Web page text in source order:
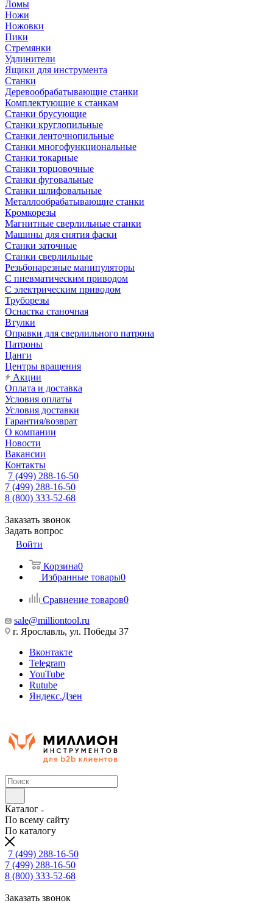
Ломы
Ножи
Ножовки
Пики
Стремянки
Удлинители
Ящики для инструмента
Станки
Деревообрабатывающие станки
Комплектующие к станкам
Станки брусующие
Станки круглопильные
Станки ленточнопильные
Станки многофункциональные
Станки токарные
Станки торцовочные
Станки фуговальные
Станки шлифовальные
Металлообрабатывающие станки
Кромкорезы
Магнитные сверлильные станки
Машины для снятия фаски
Станки заточные
Станки сверлильные
Резьбонарезные манипуляторы
С пневматическим приводом
С электрическим приводом
Труборезы
Оснастка станочная
Втулки
Оправки для сверлильного патрона
Патроны
Цанги
Центры вращения
Акции
Оплата и доставка
Условия оплаты
Условия доставки
Гарантия/возврат
О компании
Новости
Вакансии
Контакты
7 (499) 288-16-50
7 (499) 288-16-50
8 (800) 333-52-68
Заказать звонок
Задать вопрос
Войти
Корзина0
Избранные товары0
Сравнение товаров0
sale@milliontool.ru
г. Ярославль, ул. Победы 37
Вконтакте
Telegram
YouTube
Rutube
Яндекс.Дзен
Каталог
По всему сайту
По каталогу
7 (499) 288-16-50
7 (499) 288-16-50
8 (800) 333-52-68
Заказать звонок